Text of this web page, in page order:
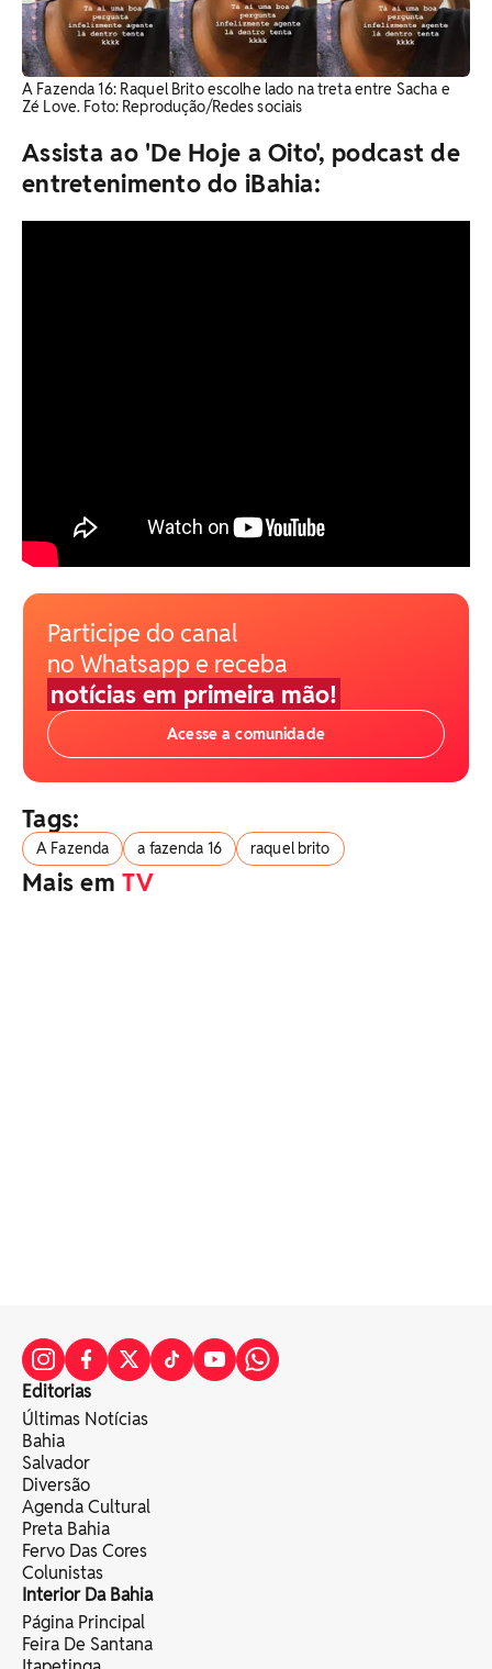
A Fazenda 16: Raquel Brito escolhe lado na treta entre Sacha e
Zé Love. Foto: Reprodução/Redes sociais
Assista ao 'De Hoje a Oito', podcast de
entretenimento do iBahia:
Participe do canal
no Whatsapp e receba
notícias em primeira mão!
Acesse a comunidade
Tags:
A Fazenda a fazenda 16 raquel brito
Mais emTV
Editorias
Últimas Notícias
Bahia
Salvador
Diversão
Agenda Cultural
Preta Bahia
Fervo Das Cores
Colunistas
Interior Da Bahia
Página Principal
Feira De Santana